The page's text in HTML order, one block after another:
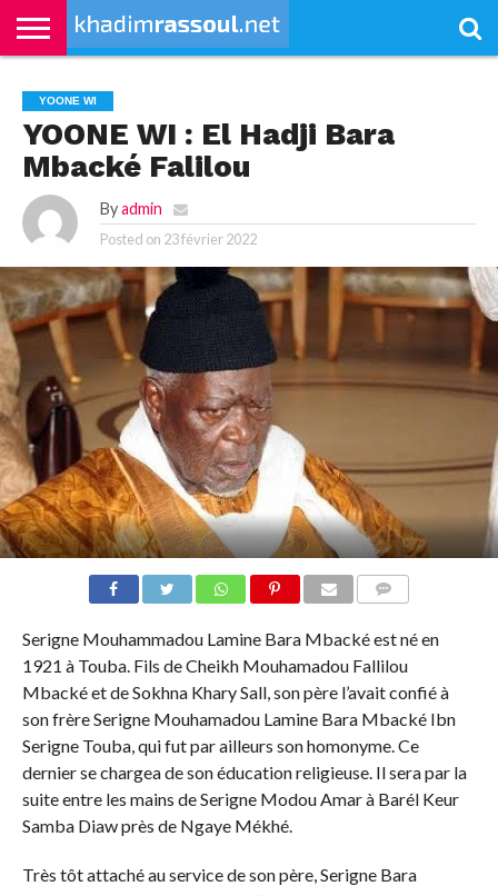
KHADIMRASSOUL
LE
MOURIDISME
ACTUALITÉS
CONTRIBUTIONS
PASS
–
PASS
NETALI
BOROM
NDAME
L’ISLAM
VIDÉOS
YOONE WI
YOONE WI : El Hadji Bara
Mbacké Falilou
By admin
Posted on 23 février 2022
Serigne Mouhammadou Lamine Bara Mbacké est né en
1921 à Touba. Fils de Cheikh Mouhamadou Fallilou
Mbacké et de Sokhna Khary Sall, son père l’avait confié à
son frère Serigne Mouhamadou Lamine Bara Mbacké Ibn
Serigne Touba, qui fut par ailleurs son homonyme. Ce
dernier se chargea de son éducation religieuse. Il sera par la
suite entre les mains de Serigne Modou Amar à Barél Keur
Samba Diaw près de Ngaye Mékhé.
Très tôt attaché au service de son père, Serigne Bara